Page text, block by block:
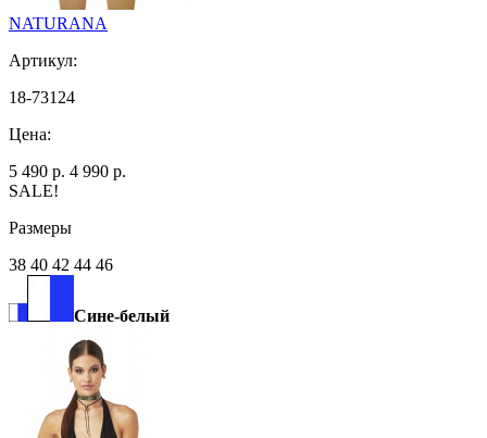
NATURANA
Артикул:
18-73124
Цена:
5 490 р. 4 990 р.
SALE!
Размеры
38 40 42 44 46
Сине-белый